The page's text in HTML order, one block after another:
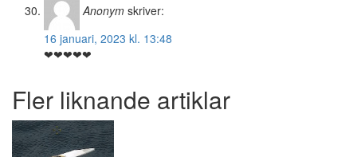
Anonym skriver:
16 januari, 2023 kl. 13:48
❤❤❤❤❤
Fler liknande artiklar